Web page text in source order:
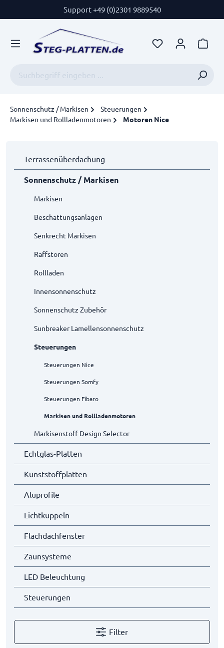
Support +49 (0)2301 9889540
Sonnenschutz / Markisen
Steuerungen
Markisen und Rollladenmotoren
Motoren Nice
Terrassenüberdachung
Sonnenschutz / Markisen
Markisen
Beschattungsanlagen
Senkrecht Markisen
Raffstoren
Rollladen
Innensonnenschutz
Sonnenschutz Zubehör
Sunbreaker Lamellensonnenschutz
Steuerungen
Steuerungen Nice
Steuerungen Somfy
Steuerungen Fibaro
Markisen und Rollladenmotoren
Markisenstoff Design Selector
Echtglas-Platten
Kunststoffplatten
Aluprofile
Lichtkuppeln
Flachdachfenster
Zaunsysteme
LED Beleuchtung
Steuerungen
Filter